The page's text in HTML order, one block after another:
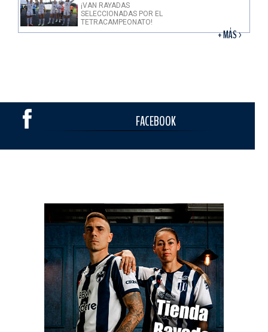
¡VAN RAYADAS
SELECCIONADAS POR EL
TETRACAMPEONATO!
+ MÁS >
FACEBOOK